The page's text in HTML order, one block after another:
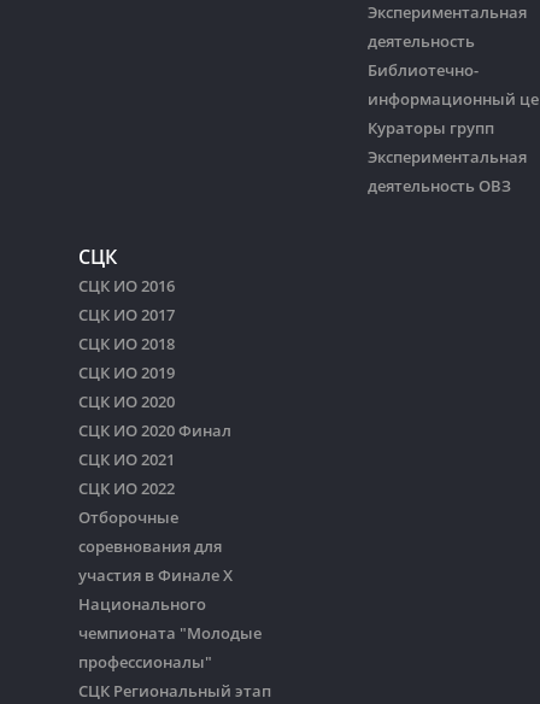
Экспериментальная
деятельность
Библиотечно-
информационный
Кураторы групп
Экспериментальная
деятельность ОВЗ
СЦК
СЦК ИО 2016
СЦК ИО 2017
СЦК ИО 2018
СЦК ИО 2019
СЦК ИО 2020
СЦК ИО 2020 Финал
СЦК ИО 2021
СЦК ИО 2022
Отборочные
соревнования для
участия в Финале Х
Национального
чемпионата "Молодые
профессионалы"
СЦК Региональный этап